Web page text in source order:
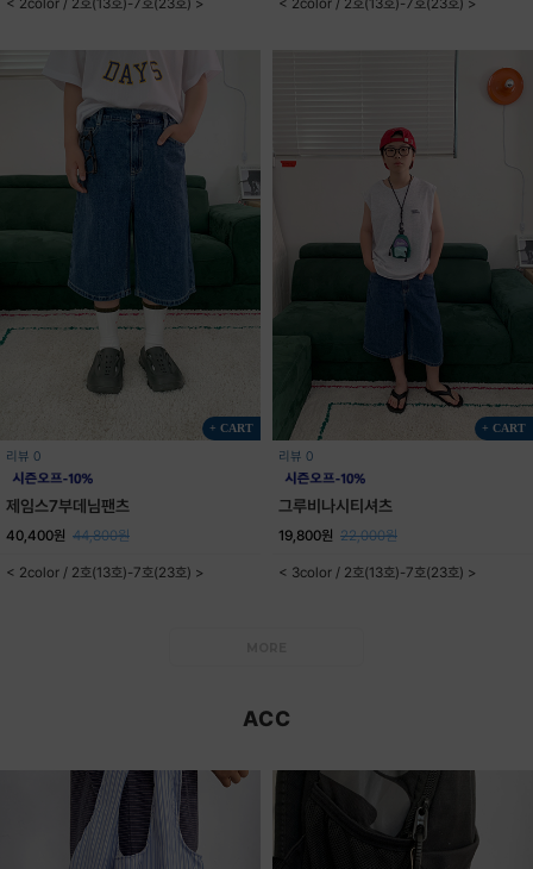
< 2color / 2호(13호)-7호(23호) > < 2color / 2호(13호)-7호(23호) >
+ CART
리뷰 0
제임스7부데님팬츠
40,400원 44,800원
< 2color / 2호(13호)-7호(23호) >
+ CART
리뷰 0
그루비나시티셔츠
19,800원 22,000원
< 3color / 2호(13호)-7호(23호) >
ACC